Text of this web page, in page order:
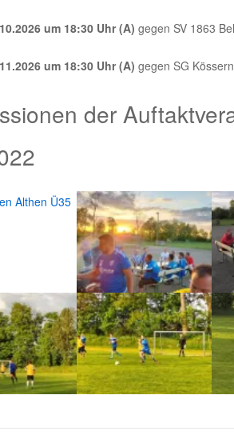
um 18:30 Uhr (A) gegen SV 1863
um 18:30 Uhr (A) gegen SG Kössern
der